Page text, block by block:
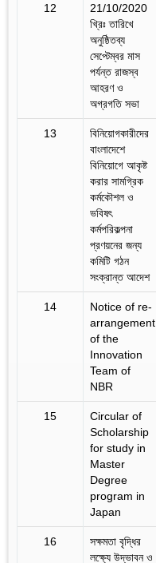
12
21/10/2020
খ্রিঃ তারিখে
অনুষ্ঠিতব্য
সেপ্টেম্বর মাস
পর্যন্ত রাজস্ব
আহরণ ও
অগ্রগতি সভা
13
বিনিয়োগকারীদের
বাংলাদেশে
বিনিয়োগে আকৃষ্ট
করার সামগ্রিক
কর্মকৌশল ও
ভবিষৎ
কর্মপরিকল্পনা
প্রণয়নের জন্য
কমিটি গঠন
সংক্রান্ত আদেশ
14
Notice of re-
arrangement
of the
Innovation
Team of
NBR
15
Circular of
Scholarship
for study in
Master
Degree
program in
Japan
16
সক্ষমতা বৃদ্ধির
লক্ষ্যে উদ্ভাবন ও